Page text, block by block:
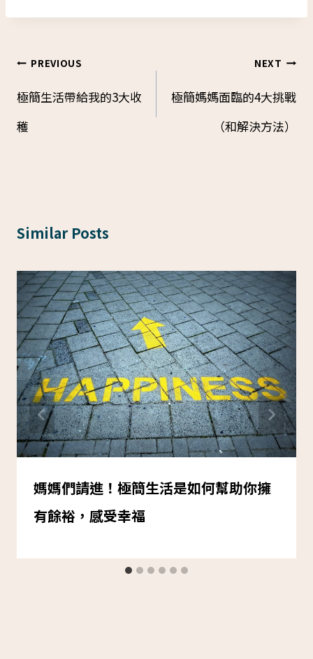
Post
navigation
PREVIOUS
極簡生活帶給我的3大收
穫
NEXT
極簡媽媽面臨的4大挑戰
（和解決方法）
Similar Posts
媽媽們請進！極簡生活是如何幫助你擁
有餘裕，感受幸福